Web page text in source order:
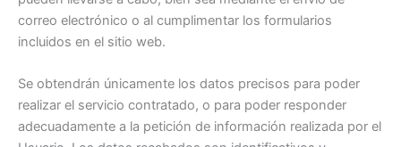
correo electrónico o al cumplimentar los formularios
incluidos en el sitio web.
Se obtendrán únicamente los datos precisos para poder
realizar el servicio contratado, o para poder responder
adecuadamente a la petición de información realizada por el